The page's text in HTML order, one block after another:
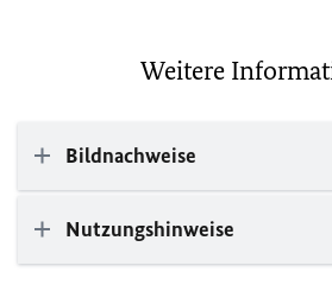
Weitere
Bildnachweise
Nutzungshinweise